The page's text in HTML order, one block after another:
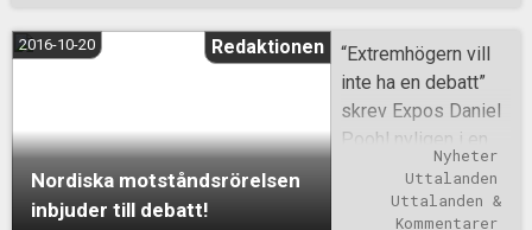
Nordiska motståndsrörelsen
inbjuder till debatt!
2016-10-20 Redaktionen
“Extremhögern vill
inte ha en debatt”
skrev Expos Daniel
Poohl nyligen i en
ledarkrönika. Nu får
Expos chefredaktör
en möjlighet att själv
Nyheter
Uttalanden
Uttalanden &
Kommentarer